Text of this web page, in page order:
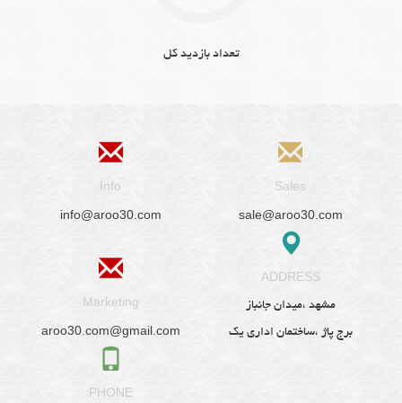
تعداد بازدید کل
Info
info@aroo30.com
Sales
sale@aroo30.com
Marketing
aroo30.com@gmail.com
ADDRESS
مشهد ،میدان جانباز
برج پاژ ،ساختمان اداری یک
PHONE